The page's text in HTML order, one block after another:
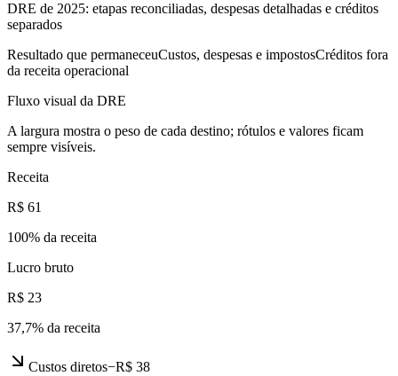
DRE de 2025: etapas reconciliadas, despesas detalhadas e créditos
separados
Resultado que permaneceuCustos, despesas e impostosCréditos fora
da receita operacional
Fluxo visual da DRE
A largura mostra o peso de cada destino; rótulos e valores ficam
sempre visíveis.
Receita
R$ 61
100% da receita
Lucro bruto
R$ 23
37,7% da receita
Custos diretos−R$ 38